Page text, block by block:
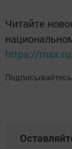
Читайте
https://